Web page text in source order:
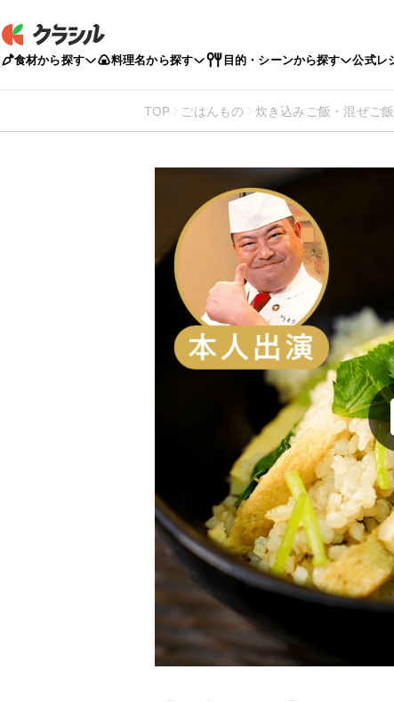
食材から探す 料理名から探す 目的・シーンから探す 公式レ
TOP ごはんもの 炊き込みご飯・混ぜご飯